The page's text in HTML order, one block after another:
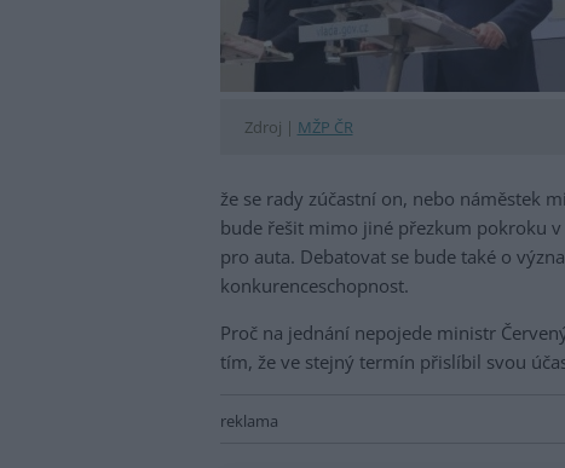
Zdroj | MŽP ČR
že se rady zúčastní on, nebo náměstek
bude řešit mimo jiné přezkum pokroku
pro auta. Debatovat se bude také o
konkurenceschopnost.
Proč na jednání nepojede ministr
tím, že ve stejný termín přislíbil svou
reklama